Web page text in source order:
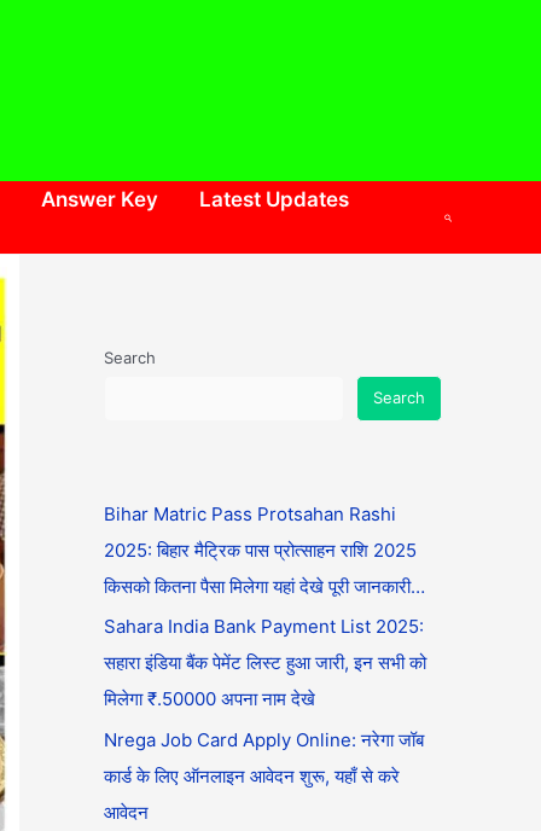
Answer Key
Latest Updates
Search
Search
Search
Bihar Matric Pass Protsahan Rashi
2025: बिहार मैट्रिक पास प्रोत्साहन राशि 2025
किसको कितना पैसा मिलेगा यहां देखे पूरी जानकारी…
Sahara India Bank Payment List 2025:
सहारा इंडिया बैंक पेमेंट लिस्ट हुआ जारी, इन सभी को
मिलेगा ₹.50000 अपना नाम देखे
Nrega Job Card Apply Online: नरेगा जॉब
कार्ड के लिए ऑनलाइन आवेदन शुरू, यहाँ से करे
आवेदन